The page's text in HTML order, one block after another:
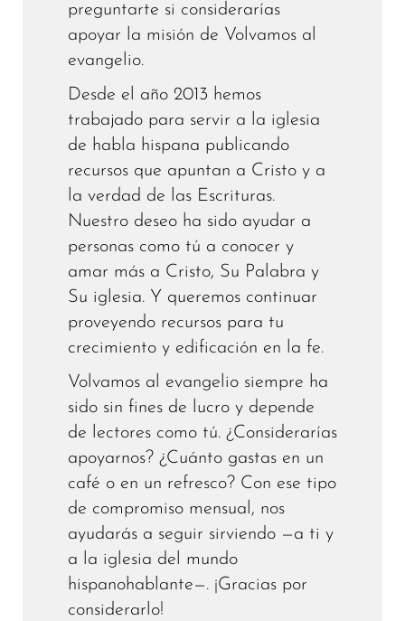
preguntarte si considerarías
apoyar la misión de Volvamos al
evangelio.
Desde el año 2013 hemos
trabajado para servir a la iglesia
de habla hispana publicando
recursos que apuntan a Cristo y a
la verdad de las Escrituras.
Nuestro deseo ha sido ayudar a
personas como tú a conocer y
amar más a Cristo, Su Palabra y
Su iglesia. Y queremos continuar
proveyendo recursos para tu
crecimiento y edificación en la fe.
Volvamos al evangelio siempre ha
sido sin fines de lucro y depende
de lectores como tú. ¿Considerarías
apoyarnos? ¿Cuánto gastas en un
café o en un refresco? Con ese tipo
de compromiso mensual, nos
ayudarás a seguir sirviendo —a ti y
a la iglesia del mundo
hispanohablante—. ¡Gracias por
considerarlo!